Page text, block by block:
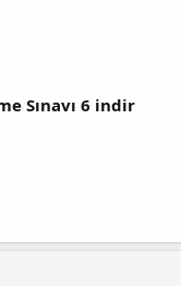
Sınavı 6 indir